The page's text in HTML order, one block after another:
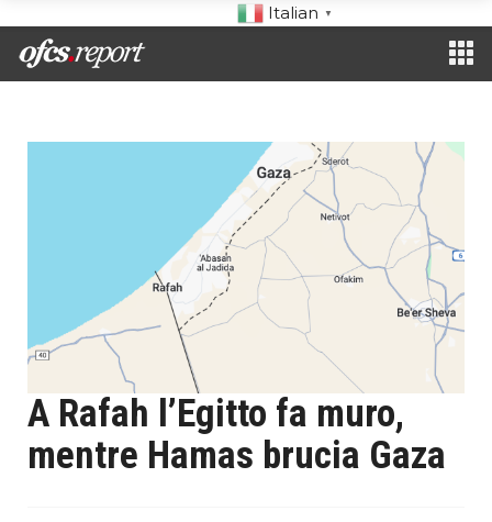
Italian ▼
A Rafah l’Egitto fa muro,
mentre Hamas brucia Gaza